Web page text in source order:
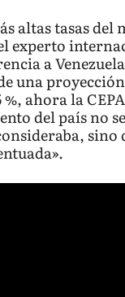
altas tasas del
experto
a
una
%, ahora la
del país no
sino